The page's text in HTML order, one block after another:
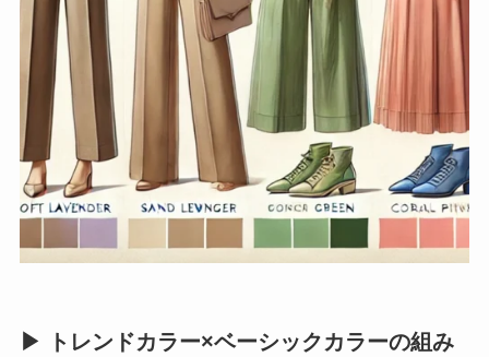
▶ トレンドカラー×ベーシックカラーの組み